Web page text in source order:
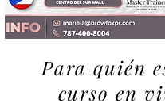
Para quién
curso en